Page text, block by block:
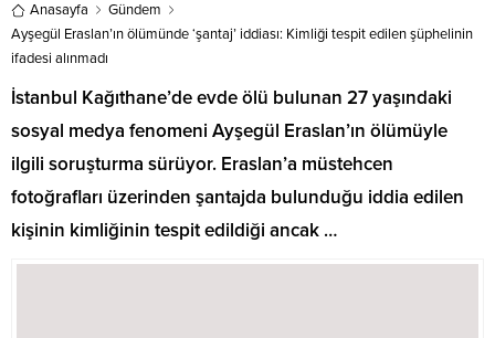
Anasayfa
Gündem
Ayşegül Eraslan’ın ölümünde ‘şantaj’ iddiası: Kimliği tespit edilen şüphelinin
ifadesi alınmadı
İstanbul Kağıthane’de evde ölü bulunan 27 yaşındaki
sosyal medya fenomeni Ayşegül Eraslan’ın ölümüyle
ilgili soruşturma sürüyor. Eraslan’a müstehcen
fotoğrafları üzerinden şantajda bulunduğu iddia edilen
kişinin kimliğinin tespit edildiği ancak …